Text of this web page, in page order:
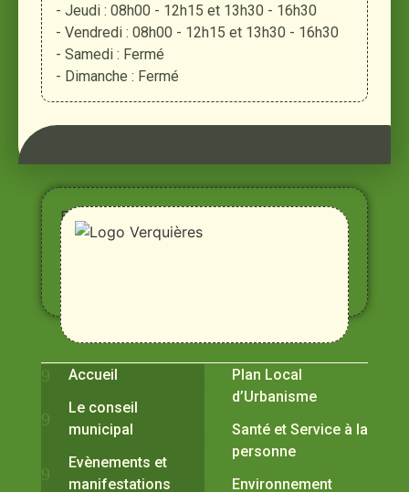
- Jeudi : 08h00 - 12h15 et 13h30 - 16h30
- Vendredi : 08h00 - 12h15 et 13h30 - 16h30
- Samedi : Fermé
- Dimanche : Fermé
Entre
Rhône,
Alpilles
et
Durance
Accueil
Le conseil
municipal
Evènements et
manifestations
Plan Local
d’Urbanisme
Santé et Service à la
personne
Environnement